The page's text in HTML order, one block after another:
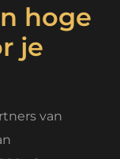
hoge
je
van